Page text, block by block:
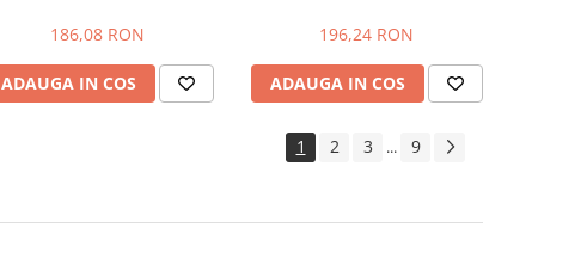
186,08 RON
ADAUGA IN COS
196,24 RON
ADAUGA IN COS
1 2 3 ... 9